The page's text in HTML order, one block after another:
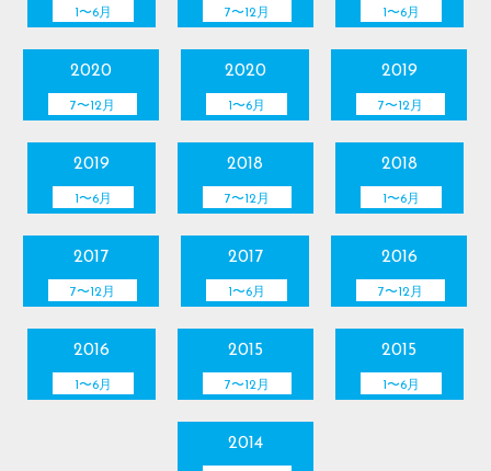
1〜6月 7〜12月 1〜6月
2020
7〜12月
2020
1〜6月
2019
7〜12月
2019
1〜6月
2018
7〜12月
2018
1〜6月
2017
7〜12月
2017
1〜6月
2016
7〜12月
2016
1〜6月
2015
7〜12月
2015
1〜6月
2014